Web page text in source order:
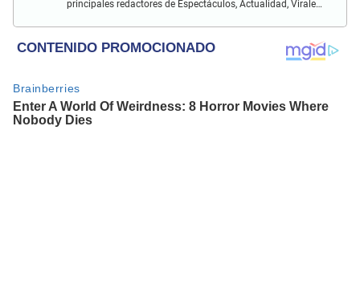
principales redactores de Espectáculos, Actualidad, Virales,